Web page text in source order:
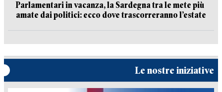
Parlamentari in vacanza, la Sardegna tra le mete più
amate dai politici: ecco dove trascorreranno l’estate
Le nostre iniziative